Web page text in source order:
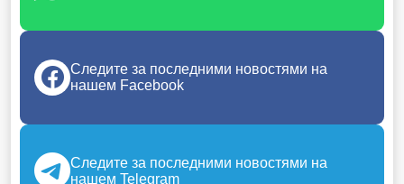
Следите за последними новостями на
нашем Facebook
Следите за последними новостями на
нашем Telegram